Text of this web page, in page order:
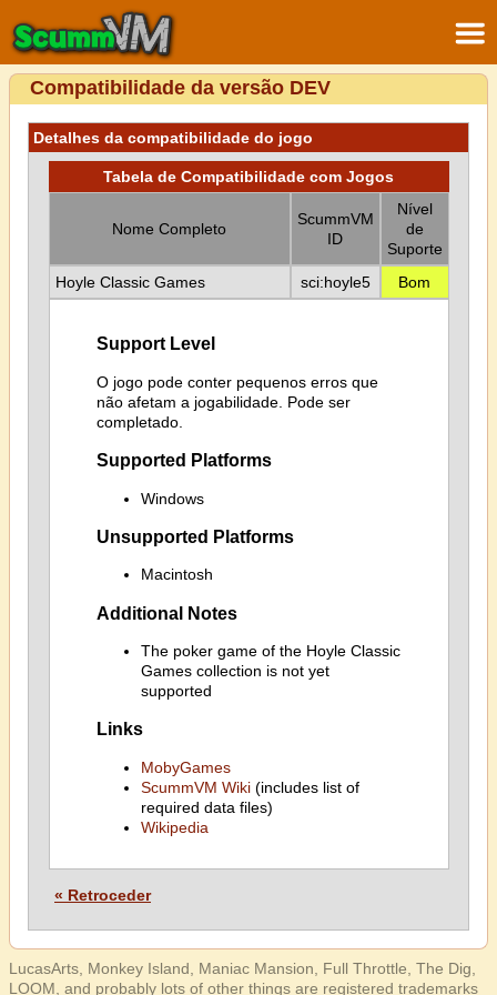
Compatibilidade da versão DEV
Detalhes da compatibilidade do jogo
Tabela de Compatibilidade com Jogos
Nome Completo
ScummVM
ID
Nível
de
Suporte
Hoyle Classic Games
sci:hoyle5 Bom
Support Level
O jogo pode conter pequenos erros que
não afetam a jogabilidade. Pode ser
completado.
Supported Platforms
Windows
Unsupported Platforms
Macintosh
Additional Notes
The poker game of the Hoyle Classic
Games collection is not yet
supported
Links
MobyGames
ScummVM Wiki(includes list of
required data files)
Wikipedia
« Retroceder
LucasArts, Monkey Island, Maniac Mansion, Full Throttle, The Dig,
LOOM, and probably lots of other things are registered trademarks